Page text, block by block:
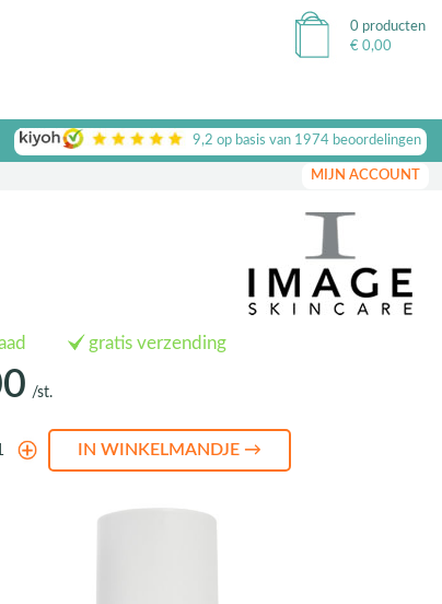
0 producten
€ 0,00
9,2 op basis van 1974beoordelingen
MIJN ACCOUNT
gratis verzending
/st.